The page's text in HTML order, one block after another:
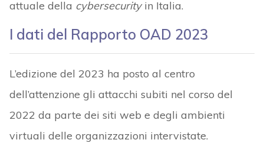
attuale della cybersecurityin Italia.
I dati del Rapporto OAD 2023
L’edizione del 2023 ha posto al centro
dell’attenzione gli attacchi subiti nel corso del
2022 da parte dei siti web e degli ambienti
virtuali delle organizzazioni intervistate.